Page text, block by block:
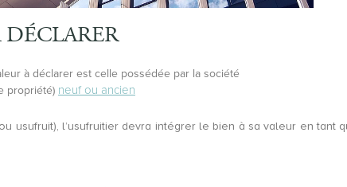
à déclarer est celle possédée par la société
propriété) neuf ou ancien
usufruit), l’usufruitier devra intégrer le bien à sa valeur en tant